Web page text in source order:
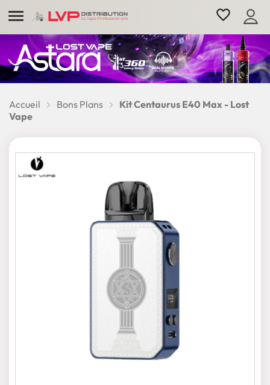
 favorite_border
Accueil Bons Plans
Kit Centaurus E40 Max - Lost
Vape